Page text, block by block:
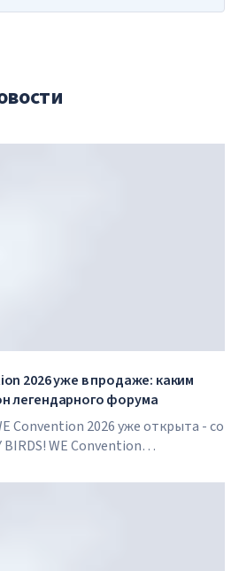
2026 уже в продаже: каким
легендарного форума
Convention 2026 уже открыта - со
BIRDS! WE Convention
в SO/ Uptown Dubai и соберет